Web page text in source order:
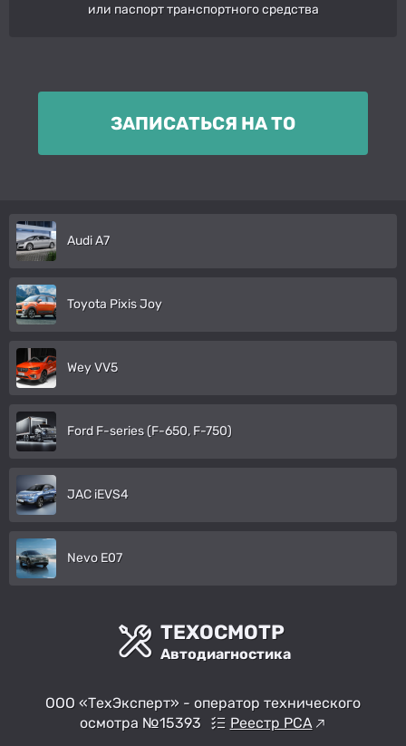
или паспорт транспортного средства
ЗАПИСАТЬСЯ НА ТО
Audi A7
Toyota Pixis Joy
Wey VV5
Ford F-series (F-650, F-750)
JAC iEVS4
Nevo E07
ТЕХОСМОТР
Автодиагностика
ООО «ТехЭксперт» - оператор технического
осмотра №15393
Реестр РСА